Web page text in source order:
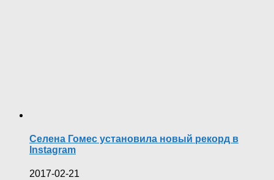
Селена Гомес установила новый рекорд в
Instagram
2017-02-21